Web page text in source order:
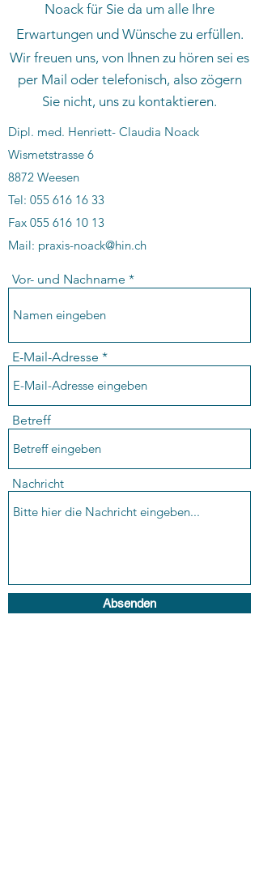
Noack für Sie da um alle Ihre
Erwartungen und Wünsche zu erfüllen.
Wir freuen uns, von Ihnen zu hören sei es
per Mail oder telefonisch, also zögern
Sie nicht, uns zu kontaktieren.
Dipl. med. Henriett- Claudia Noack
Wismetstrasse 6
8872 Weesen
Tel: 055 616 16 33
Fax 055 616 10 13
Mail: praxis-noack@hin.ch
Vor- und Nachname
E-Mail-Adresse
Betreff
Nachricht
Absenden